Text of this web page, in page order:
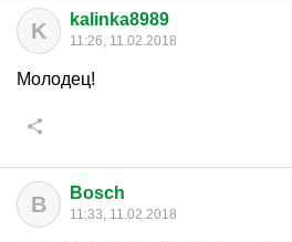
K kalinka8989
11:26, 11.02.2018
Молодец!
B Bosch
11:33, 11.02.2018